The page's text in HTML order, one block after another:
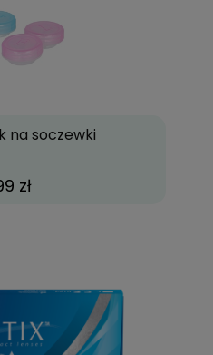
na soczewki
zł